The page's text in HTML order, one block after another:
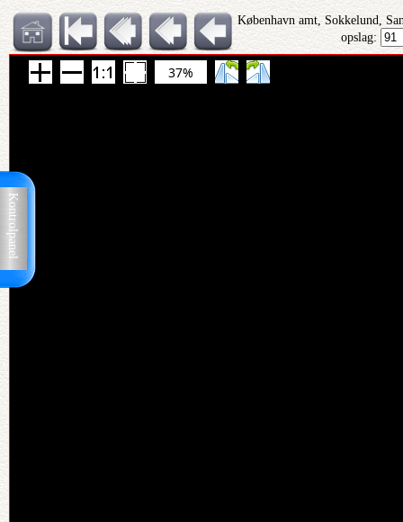
Kontrolpanel
København amt, Sokkelund,
opslag:
37%